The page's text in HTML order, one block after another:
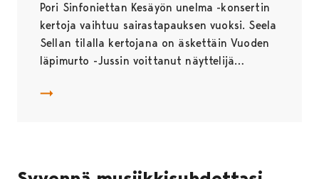
Pori Sinfoniettan Kesäyön unelma -konsertin
kertoja vaihtuu sairastapauksen vuoksi. Seela
Sellan tilalla kertojana on äskettäin Vuoden
läpimurto -Jussin voittanut näyttelijä…
Kesäyön unelma -konsertin kertoja vaihtuu